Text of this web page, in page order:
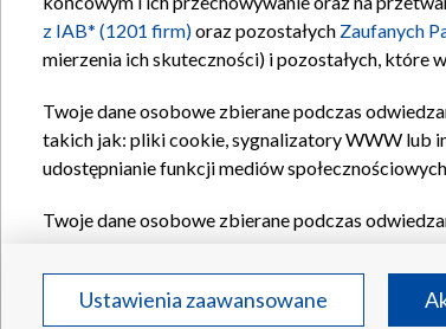
z IAB* (1201 firm)oraz pozostałych Zaufanych
mierzenia ich skuteczności) i pozostałych, które
Twoje dane osobowe zbierane podczas
takich jak: pliki cookie, sygnalizatory WWW lub
udostępnianie funkcji mediów
Twoje dane osobowe zbierane podczas
Partnerów TVPdla realizacji następujących
reklam, tworzenia profilu spersonalizowanych
Ustawienia zaawansowane